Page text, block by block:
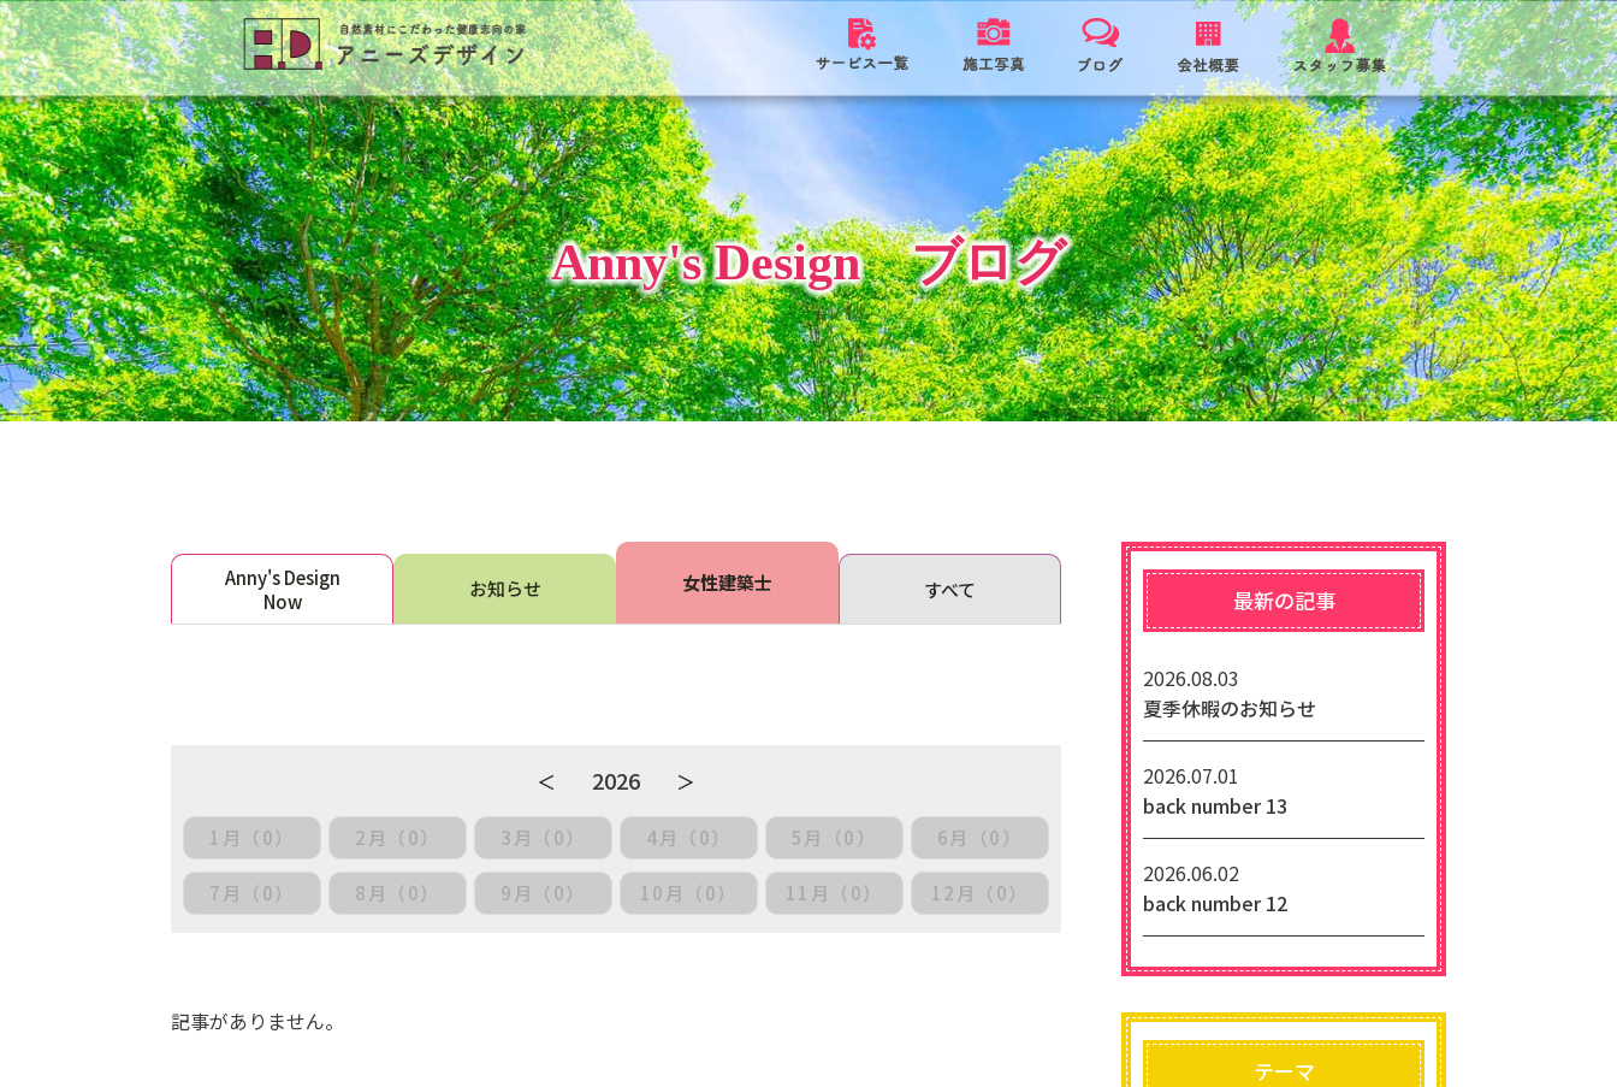
Anny's Design ブログ
Anny's Design
Now
お知らせ 女性建築士 すべて
＜ 2026 ＞
1月（0） 2月（0） 3月（0） 4月（0） 5月（0） 6月（0）
7月（0） 8月（0） 9月（0） 10月（0） 11月（0） 12月（0）
記事がありません。
最新の記事
2026.08.03
夏季休暇のお知らせ
2026.07.01
back number 13
2026.06.02
back number 12
テーマ